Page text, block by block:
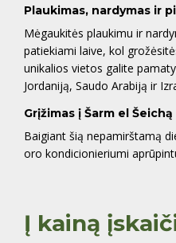
Plaukimas, nardymas ir
Mėgaukitės plaukimu ir
patiekiami laive, kol
unikalios vietos galite
Jordaniją, Saudo Arabiją ir
Grįžimas į Šarm el Šeichą
Baigiant šią nepamirštamą
oro kondicionieriumi
Į kainą